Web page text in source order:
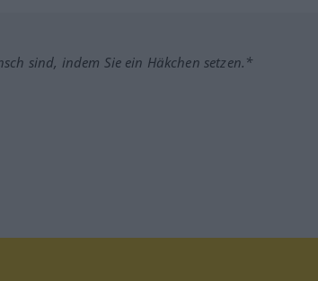
sind, indem Sie ein Häkchen setzen.*